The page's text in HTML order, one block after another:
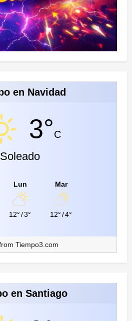
en Navidad
3°C
Soleado
Lun
12°/3°
Mar
12°/4°
Tiempo3.com
en Santiago